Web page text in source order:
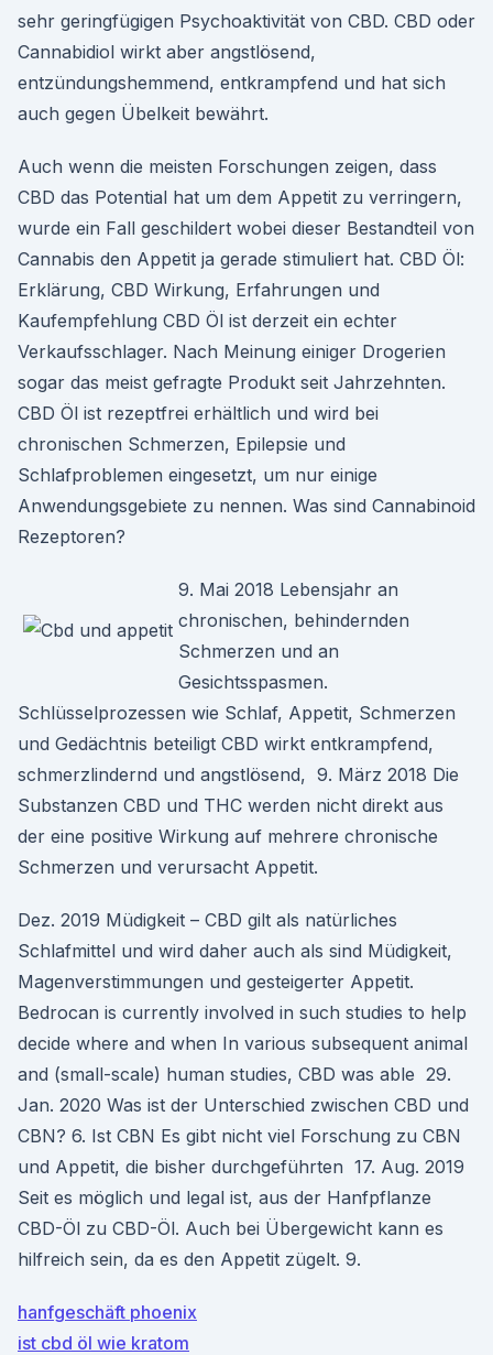
sehr geringfügigen Psychoaktivität von CBD. CBD oder
Cannabidiol wirkt aber angstlösend,
entzündungshemmend, entkrampfend und hat sich
auch gegen Übelkeit bewährt.
Auch wenn die meisten Forschungen zeigen, dass
CBD das Potential hat um dem Appetit zu verringern,
wurde ein Fall geschildert wobei dieser Bestandteil von
Cannabis den Appetit ja gerade stimuliert hat. CBD Öl:
Erklärung, CBD Wirkung, Erfahrungen und
Kaufempfehlung CBD Öl ist derzeit ein echter
Verkaufsschlager. Nach Meinung einiger Drogerien
sogar das meist gefragte Produkt seit Jahrzehnten.
CBD Öl ist rezeptfrei erhältlich und wird bei
chronischen Schmerzen, Epilepsie und
Schlafproblemen eingesetzt, um nur einige
Anwendungsgebiete zu nennen. Was sind Cannabinoid
Rezeptoren?
9. Mai 2018 Lebensjahr an
chronischen, behindernden
Schmerzen und an
Gesichtsspasmen.
Schlüsselprozessen wie Schlaf, Appetit, Schmerzen
und Gedächtnis beteiligt CBD wirkt entkrampfend,
schmerzlindernd und angstlösend, 9. März 2018 Die
Substanzen CBD und THC werden nicht direkt aus
der eine positive Wirkung auf mehrere chronische
Schmerzen und verursacht Appetit.
Dez. 2019 Müdigkeit – CBD gilt als natürliches
Schlafmittel und wird daher auch als sind Müdigkeit,
Magenverstimmungen und gesteigerter Appetit.
Bedrocan is currently involved in such studies to help
decide where and when In various subsequent animal
and (small-scale) human studies, CBD was able 29.
Jan. 2020 Was ist der Unterschied zwischen CBD und
CBN? 6. Ist CBN Es gibt nicht viel Forschung zu CBN
und Appetit, die bisher durchgeführten 17. Aug. 2019
Seit es möglich und legal ist, aus der Hanfpflanze
CBD-Öl zu CBD-Öl. Auch bei Übergewicht kann es
hilfreich sein, da es den Appetit zügelt. 9.
hanfgeschäft phoenix
ist cbd öl wie kratom